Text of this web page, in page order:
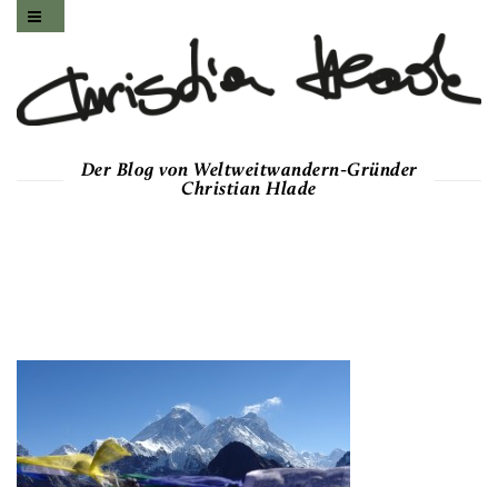
Der Blog von Weltweitwandern-Gründer
Christian Hlade